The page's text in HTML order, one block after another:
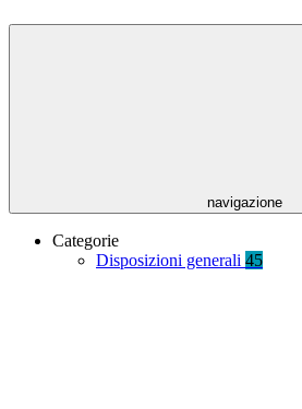
navigazione
Categorie
Disposizioni generali 45